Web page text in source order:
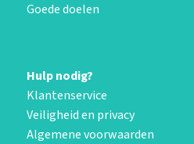
Goede doelen
Hulp nodig?
Klantenservice
Veiligheid en privacy
Algemene voorwaarden